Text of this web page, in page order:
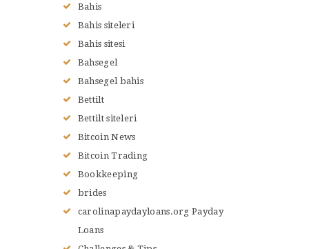
RENSEIGNEMENTS
TERMES DU JUDO
Bahis
Bahis siteleri
Bahis sitesi
Bahsegel
Bahsegel bahis
Bettilt
Bettilt siteleri
Bitcoin News
Bitcoin Trading
Bookkeeping
brides
carolinapaydayloans.org Payday
Loans